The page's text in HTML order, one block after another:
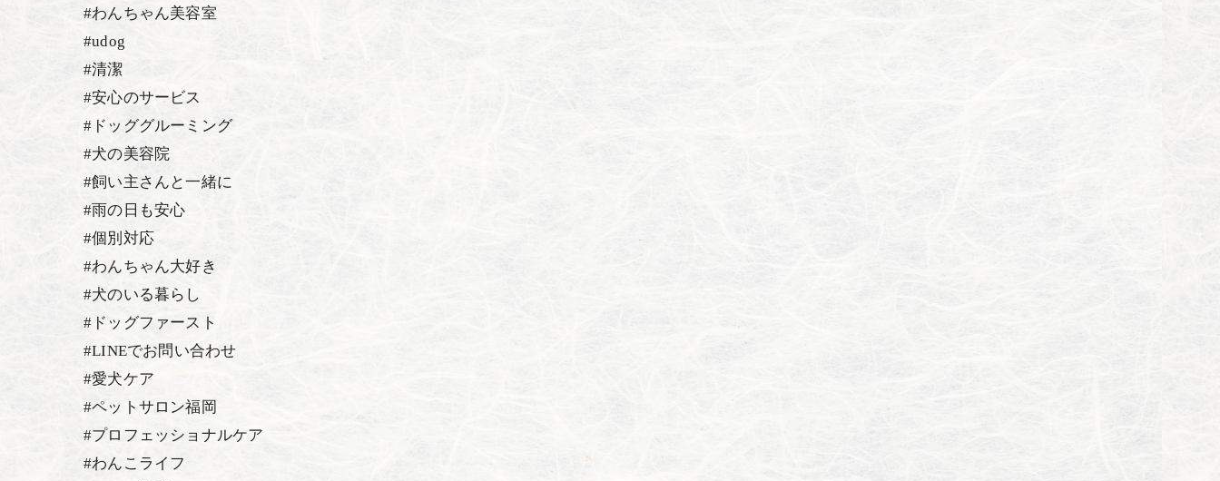
#わんちゃん美容室
#udog
#清潔
#安心のサービス
#ドッググルーミング
#犬の美容院
#飼い主さんと一緒に
#雨の日も安心
#個別対応
#わんちゃん大好き
#犬のいる暮らし
#ドッグファースト
#LINEでお問い合わせ
#愛犬ケア
#ペットサロン福岡
#プロフェッショナルケア
#わんこライフ